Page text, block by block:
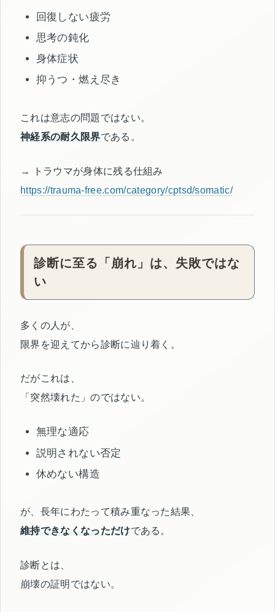
回復しない疲労
思考の鈍化
身体症状
抑うつ・燃え尽き
これは意志の問題ではない。
神経系の耐久限界である。
→ トラウマが身体に残る仕組み
https://trauma-free.com/category/cptsd/somatic/
診断に至る「崩れ」は、失敗ではな
い
多くの人が、
限界を迎えてから診断に辿り着く。
だがこれは、
「突然壊れた」のではない。
無理な適応
説明されない否定
休めない構造
が、長年にわたって積み重なった結果、
維持できなくなっただけである。
診断とは、
崩壊の証明ではない。